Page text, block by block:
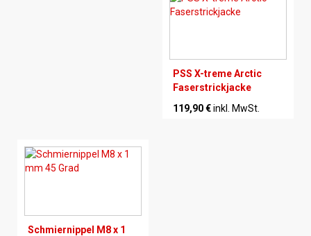
PSS X-treme Arctic
Faserstrickjacke
119,90 €inkl. MwSt.
Schmiernippel M8 x 1